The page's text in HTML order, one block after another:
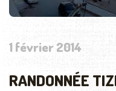
1 février 2014
RANDONNÉE